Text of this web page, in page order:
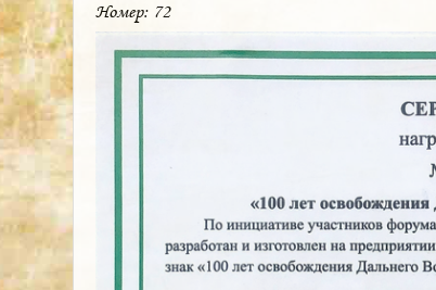
Номер: 72